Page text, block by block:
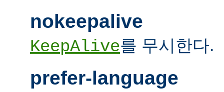
nokeepalive
KeepAlive를 무시한다.
prefer-language